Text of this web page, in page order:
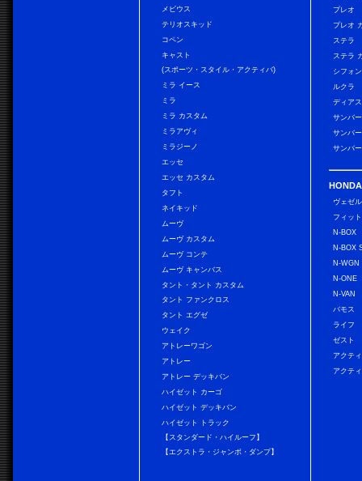
メビウス
テリオスキッド
コペン
キャスト
(スポーツ・スタイル・アクティバ)
ミラ イース
ミラ
ミラ カスタム
ミラアヴィ
ミラジーノ
エッセ
エッセ カスタム
タフト
ネイキッド
ムーヴ
ムーヴ カスタム
ムーヴ コンテ
ムーヴ キャンバス
タント・タント カスタム
タント ファンクロス
タント エグゼ
ウェイク
アトレーワゴン
アトレー
アトレー デッキバン
ハイゼット カーゴ
ハイゼット デッキバン
ハイゼット トラック
【スタンダード・ハイルーフ】
【エクストラ・ジャンボ・ダンプ】
プレオ
プレオ
ステラ
ステラ
シフォ
ルクラ
ディア
サンバ
サンバ
サンバ
HONDA
ヴェゼル
フィット
N-BOX
N-BOX
N-WGN
N-ONE
N-VAN
バモス
ライフ
ゼスト
アクテ
アクテ